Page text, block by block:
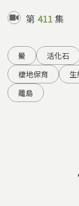
第 411集
鱟 活化石
棲地保育
離島